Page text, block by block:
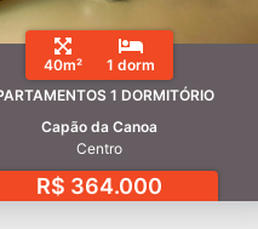
40m²
1 dorm
1 DORMITÓRIO
Capão da Canoa
Centro
R$ 364.000